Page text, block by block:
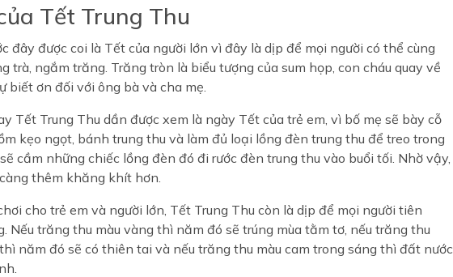
Tết Trung Thu
đây được coi là Tết của người lớn vì đây là dịp để mọi người có thể cùng
trà, ngắm trăng. Trăng tròn là biểu tượng của sum họp, con cháu quay về
biết ơn đối với ông bà và cha mẹ.
Tết Trung Thu dần được xem là ngày Tết của trẻ em, vì bố mẹ sẽ bày cỗ
kẹo ngọt, bánh trung thu và làm đủ loại lồng đèn trung thu để treo trong
cầm những chiếc lồng đèn đó đi rước đèn trung thu vào buổi tối. Nhờ vậy,
thêm khăng khít hơn.
cho trẻ em và người lớn, Tết Trung Thu còn là dịp để mọi người tiên
Nếu trăng thu màu vàng thì năm đó sẽ trúng mùa tằm tơ, nếu trăng thu
năm đó sẽ có thiên tai và nếu trăng thu màu cam trong sáng thì đất nước